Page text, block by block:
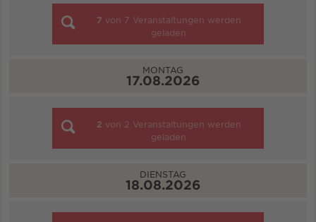
7 von 7 Veranstaltungen werden
geladen
MONTAG
17.08.2026
2 von 2 Veranstaltungen werden
geladen
DIENSTAG
18.08.2026